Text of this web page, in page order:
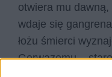
otwiera mu
wdaje się
łożu śmierci
Gerwazemu –